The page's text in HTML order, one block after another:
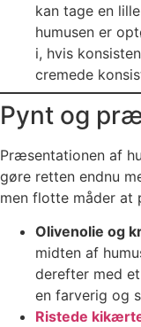
kan tage en
humusen er
i, hvis
cremede
Pynt og
Præsentationen af
gøre retten endnu
men flotte måder at
Olivenolie og
midten af
derefter med
en farverig og
Ristede